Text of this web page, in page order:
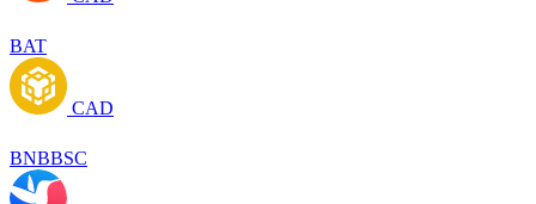
BAT
CAD
BNBBSC